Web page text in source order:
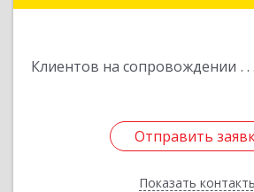
Клиентов на сопровождении
Отправить
Показать
Отправить
Назад